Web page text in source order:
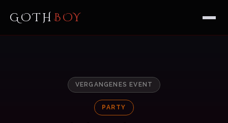
GOTH BOY
VERGANGENES EVENT
PARTY